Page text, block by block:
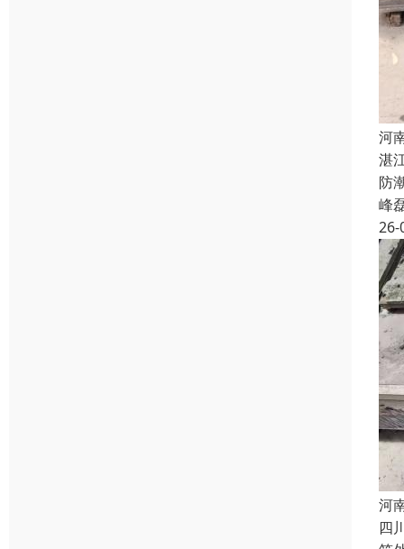
河
湛
防
峰
26-
河
四